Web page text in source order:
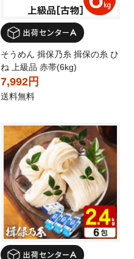
そうめん 揖保乃糸 揖保の糸 ひ
ね 上級品 赤帯(6kg)
7,992円
送料無料